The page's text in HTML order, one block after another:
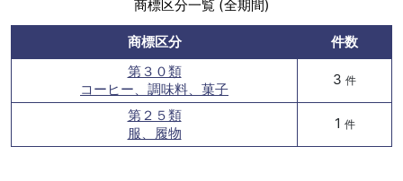
商標区分一覧 (全期間)
商標区分
件数
第３０類
コーヒー、調味料、菓子
3 件
第２５類
服、履物
1 件